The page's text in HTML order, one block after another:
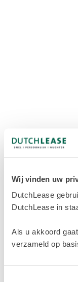
Wij vinden uw
DutchLease
DutchLease in
Als u akkoord
verzameld op